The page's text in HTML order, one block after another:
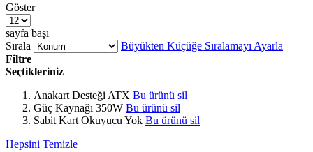
Göster
sayfa başı
Sırala
Büyükten Küçüğe Sıralamayı Ayarla
Filtre
Seçtikleriniz
Anakart Desteği ATX Bu ürünü sil
Güç Kaynağı 350W Bu ürünü sil
Sabit Kart Okuyucu Yok Bu ürünü sil
Hepsini Temizle